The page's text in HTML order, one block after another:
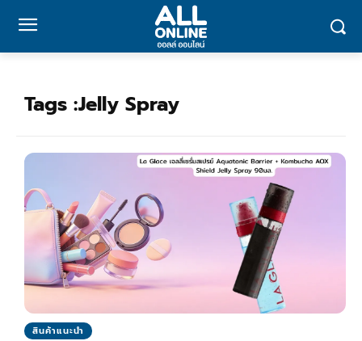
Tags :Jelly Spray
สินค้าแนะนำ